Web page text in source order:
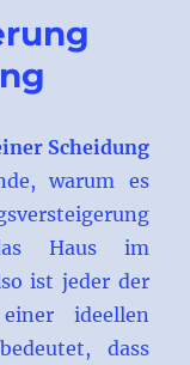
Scheidung
warum es
Haus im
ist jeder der
ideellen
dass